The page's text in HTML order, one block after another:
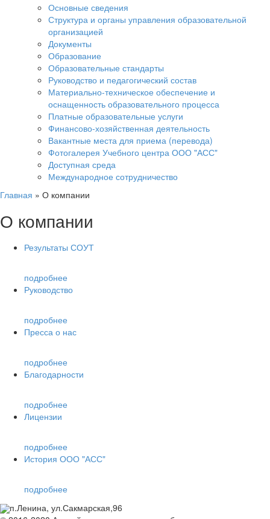
Основные сведения
Структура и органы управления образовательной
организацией
Документы
Образование
Образовательные стандарты
Руководство и педагогический состав
Материально-техническое обеспечение и
оснащенность образовательного процесса
Платные образовательные услуги
Финансово-хозяйственная деятельность
Вакантные места для приема (перевода)
Фотогалерея Учебного центра ООО "АСС"
Доступная среда
Международное сотрудничество
Главная » О компании
О компании
Результаты СОУТ
подробнее
Руководство
подробнее
Пресса о нас
подробнее
Благодарности
подробнее
Лицензии
подробнее
История ООО "АСС"
подробнее
п.Ленина, ул.Сакмарская,96